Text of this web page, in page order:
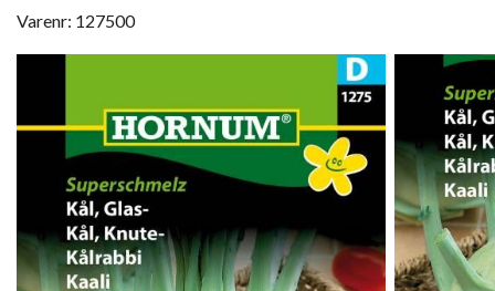
Varenr: 127500